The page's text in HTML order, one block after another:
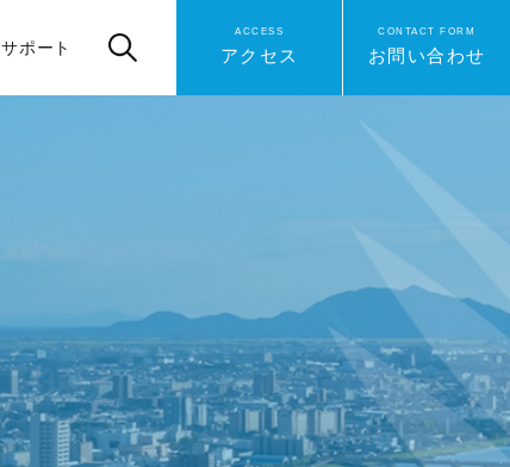
サポート
ACCESS
アクセス
CONTACT FORM
お問い合わせ